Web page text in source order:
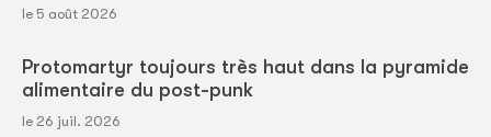
le 5 août 2026
Protomartyr toujours très haut dans la pyramide
alimentaire du post-punk
le 26 juil. 2026